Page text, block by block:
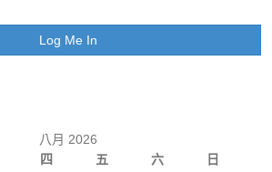
八月 2026
四 五 六 日